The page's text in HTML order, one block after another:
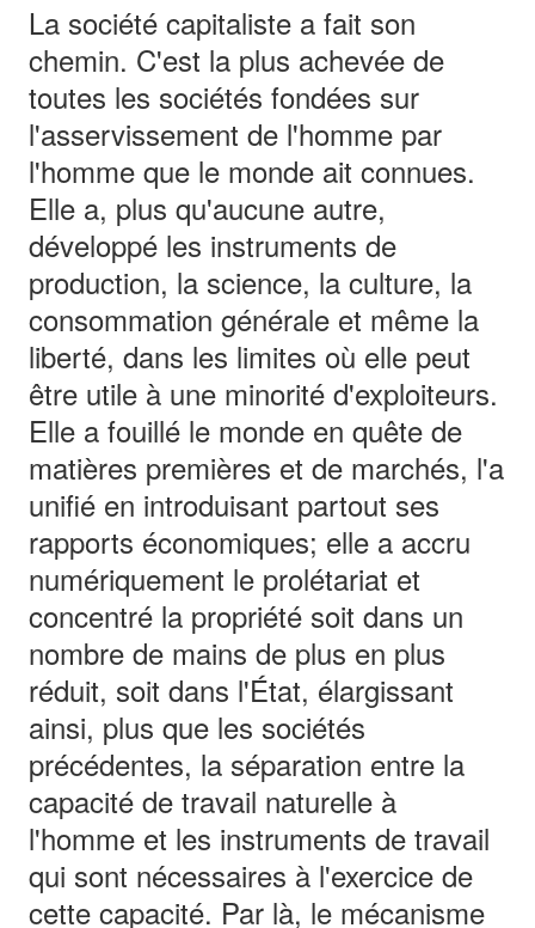
La société capitaliste a fait son
chemin. C'est la plus achevée de
toutes les sociétés fondées sur
l'asservissement de l'homme par
l'homme que le monde ait connues.
Elle a, plus qu'aucune autre,
développé les instruments de
production, la science, la culture, la
consommation générale et même la
liberté, dans les limites où elle peut
être utile à une minorité d'exploiteurs.
Elle a fouillé le monde en quête de
matières premières et de marchés, l'a
unifié en introduisant partout ses
rapports économiques; elle a accru
numériquement le prolétariat et
concentré la propriété soit dans un
nombre de mains de plus en plus
réduit, soit dans l'État, élargissant
ainsi, plus que les sociétés
précédentes, la séparation entre la
capacité de travail naturelle à
l'homme et les instruments de travail
qui sont nécessaires à l'exercice de
cette capacité. Par là, le mécanisme